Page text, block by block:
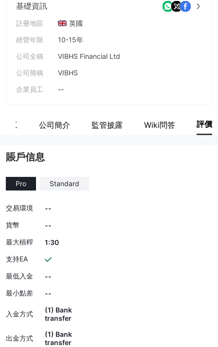
基礎資訊
註冊地區
英國
經營年限
10-15年
公司全稱
VIBHS Financial Ltd
公司簡稱
VIBHS
企業員工
--
工 公司簡介 監管披露 Wiki問答 評價
賬戶信息
Pro Standard
交易環境
--
貨幣
--
最大槓桿
1:30
支持EA
最低入金
--
最小點差
--
入金方式
(1) Bank
transfer
出金方式
(1) Bank
transfer